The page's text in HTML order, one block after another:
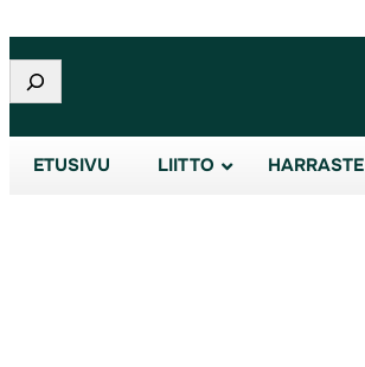
Etsi
ETUSIVU LIITTO HARRASTE